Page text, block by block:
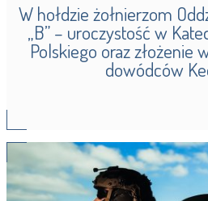
W hołdzie żołnierzom
„B” – uroczystość w
Polskiego oraz złożenie
dowódców